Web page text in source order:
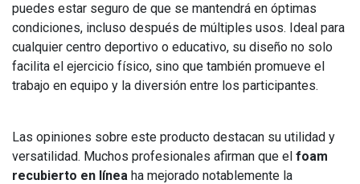
puedes estar seguro de que se mantendrá en óptimas
condiciones, incluso después de múltiples usos. Ideal para
cualquier centro deportivo o educativo, su diseño no solo
facilita el ejercicio físico, sino que también promueve el
trabajo en equipo y la diversión entre los participantes.
Las opiniones sobre este producto destacan su utilidad y
versatilidad. Muchos profesionales afirman que el foam
recubierto en línea ha mejorado notablemente la